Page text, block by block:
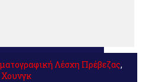
Λέσχη Πρέβεζας,